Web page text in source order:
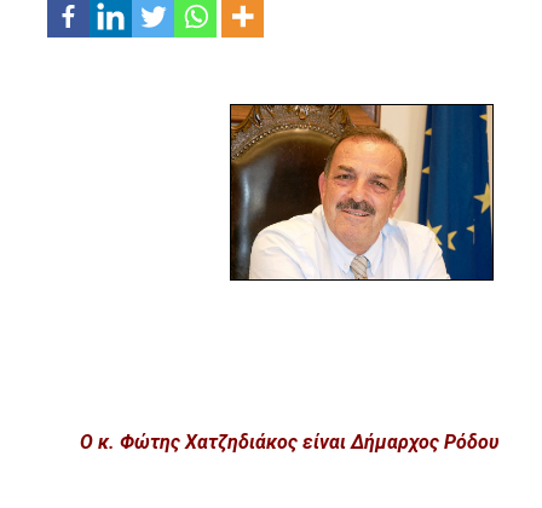
Ο κ. Φώτης Χατζηδιάκος είναι Δήμαρχος Ρόδου